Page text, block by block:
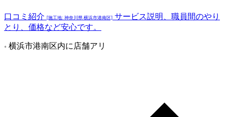
口コミ紹介 [施工地: 神奈川県 横浜市港南区] サービス説明、職員間のやり
とり、価格など安心です。
+ 横浜市港南区内に店舗アリ